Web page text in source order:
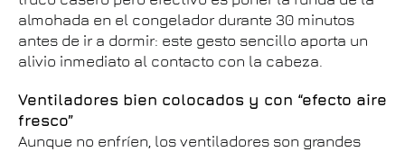
almohada en el congelador durante 30 minutos
antes de ir a dormir: este gesto sencillo aporta un
alivio inmediato al contacto con la cabeza.
Ventiladores bien colocados y con “efecto aire
fresco”
Aunque no enfríen, los ventiladores son grandes